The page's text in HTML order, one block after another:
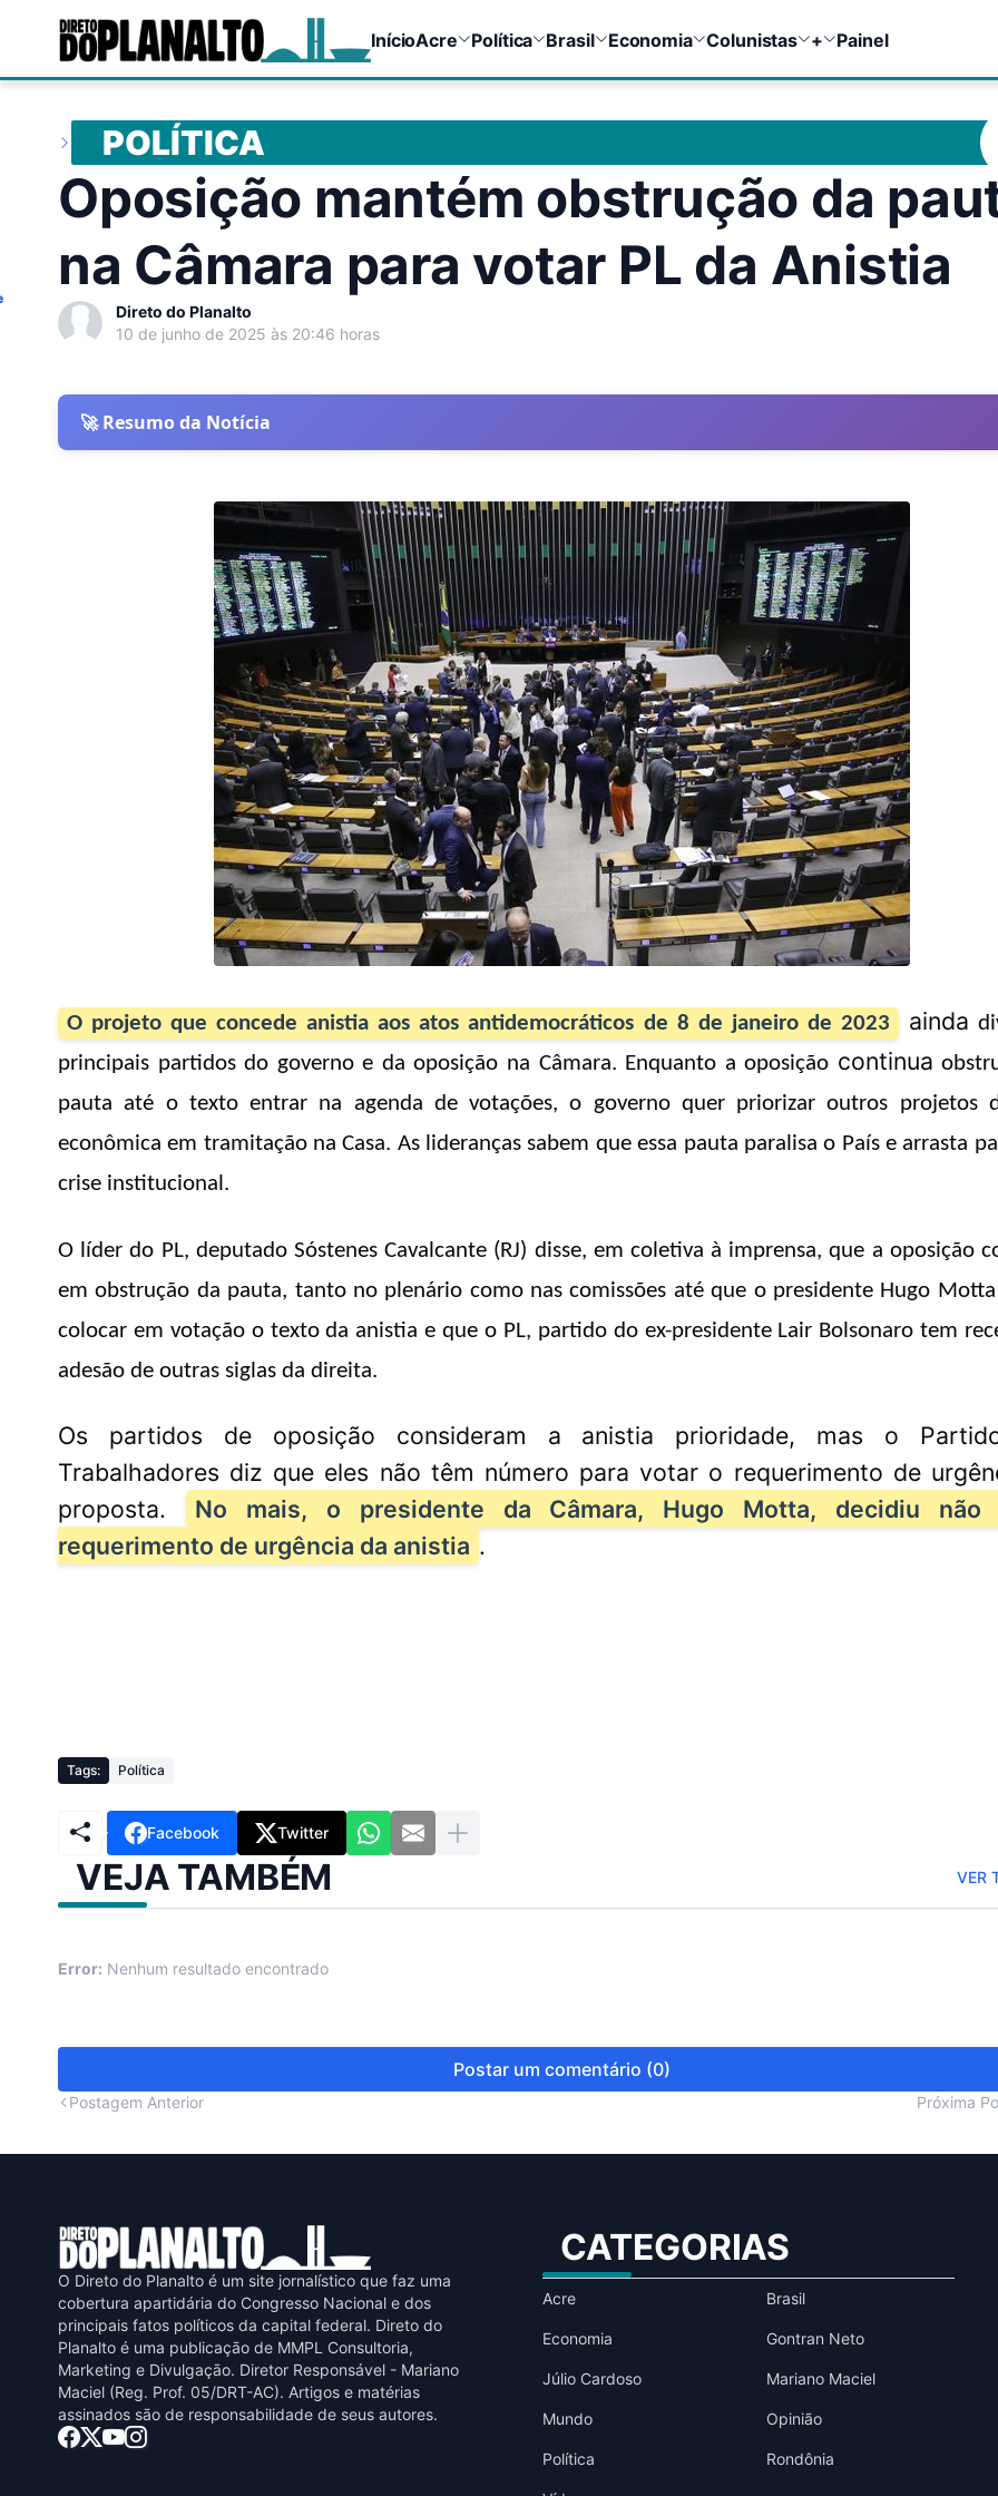
InícioAcre Política Brasil Economia Colunistas + Painel
POLÍTICA
Oposição mantém obstrução da
na Câmara para votar PL da Anistia
Direto do Planalto
10 de junho de 2025 às 20:46 horas
🚀 Resumo da Notícia
O projeto que concede anistia aos atos antidemocráticos de 8 de janeiro de 2023 ainda
principais partidos do governo e da oposição na Câmara. Enquanto a oposição continua
pauta até o texto entrar na agenda de votações, o governo quer priorizar outros projetos
econômica em tramitação na Casa. As lideranças sabem que essa pauta paralisa o País e arrasta
crise institucional.
O líder do PL, deputado Sóstenes Cavalcante (RJ) disse, em coletiva à imprensa, que a oposição
em obstrução da pauta, tanto no plenário como nas comissões até que o presidente Hugo
colocar em votação o texto da anistia e que o PL, partido do ex-presidente Lair Bolsonaro tem
adesão de outras siglas da direita.
Os partidos de oposição consideram a anistia prioridade, mas o
Trabalhadores diz que eles não têm número para votar o requerimento de
proposta.
No mais, o presidente da Câmara, Hugo Motta, decidiu não
requerimento de urgência da anistia .
Tags: Política
Facebook Twitter
VEJA TAMBÉM VER
Error: Nenhum resultado encontrado
Postar um comentário (0)
Postagem Anterior Próxima
Jaques Wagner
O Direto do Planalto é um site jornalístico que faz uma
cobertura apartidária do Congresso Nacional e dos
principais fatos políticos da capital federal. Direto do
Planalto é uma publicaçāo de MMPL Consultoria,
Marketing e Divulgaçāo. Diretor Responsável - Mariano
Maciel (Reg. Prof. 05/DRT-AC). Artigos e matérias
assinados sāo de responsabilidade de seus autores.
CATEGORIAS
Acre Brasil
Economia Gontran Neto
Júlio Cardoso Mariano Maciel
Mundo Opinião
Política Rondônia